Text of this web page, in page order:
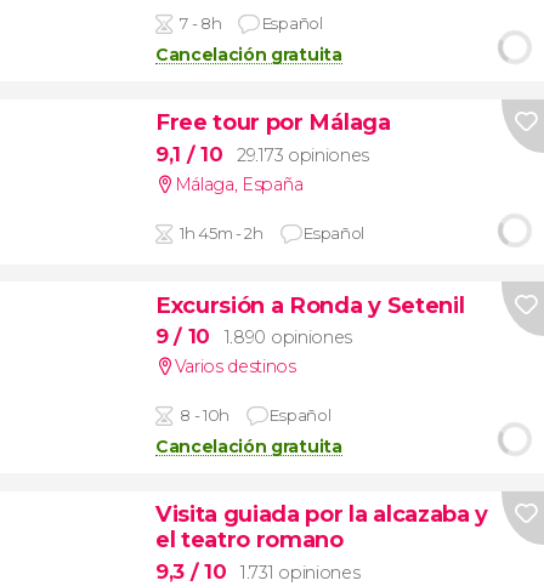
7 - 8h Español
Cancelación gratuita
Free tour por Málaga
9,1 / 10
29.173 opiniones
Málaga, España
1h 45m - 2h Español
Excursión a Ronda y Setenil
9/ 10
1.890 opiniones
Varios destinos
8 - 10h Español
Cancelación gratuita
Visita guiada por la alcazaba y
el teatro romano
9,3 / 10
1.731 opiniones